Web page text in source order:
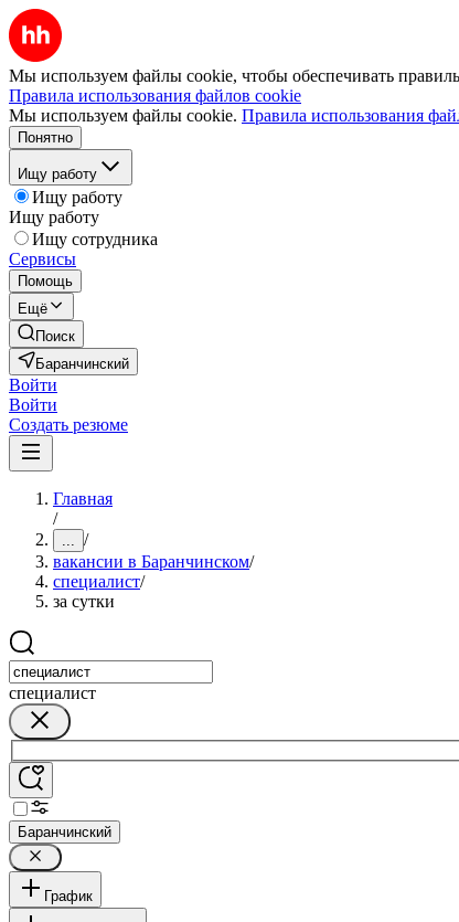
Мы используем файлы cookie, чтобы обеспечивать
Правила использования файлов cookie
Мы используем файлы cookie. Правила использования
Понятно
Ищу работу
Ищу работу
Ищу работу
Ищу сотрудника
Сервисы
Помощь
Ещё
Поиск
Баранчинский
Войти
Войти
Создать резюме
Главная
/
... /
вакансии в Баранчинском/
специалист/
за сутки
специалист
Баранчинский
График